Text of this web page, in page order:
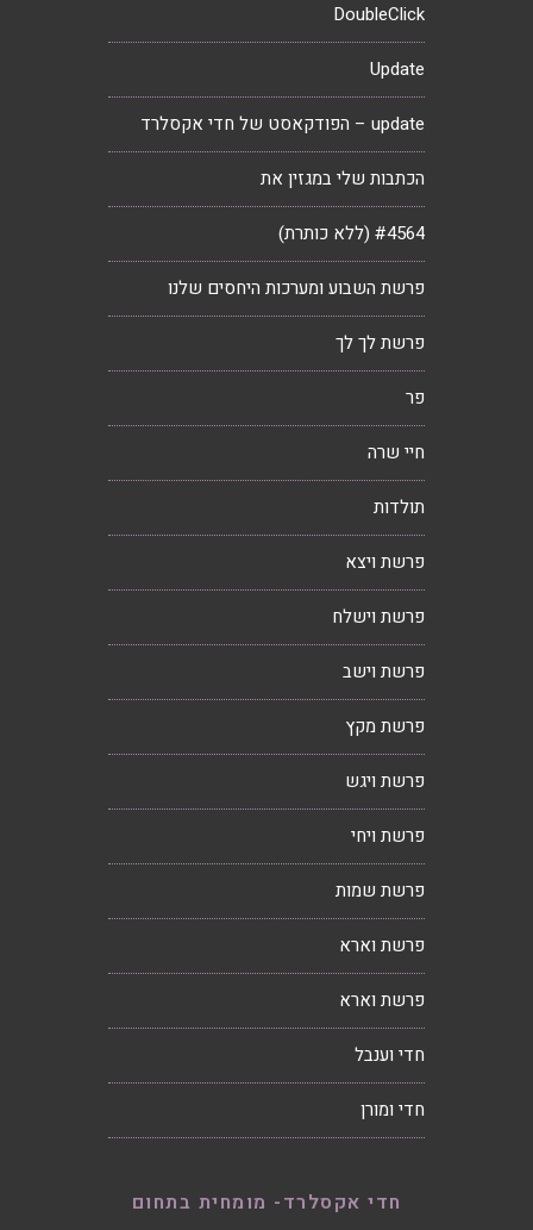
DoubleClick
Update
update – הפודקאסט של חדי אקסלרד
הכתבות שלי במגזין את
#4564 (ללא כותרת)
פרשת השבוע ומערכות היחסים שלנו
פרשת לך לך
פר
חיי שרה
תולדות
פרשת ויצא
פרשת וישלח
פרשת וישב
פרשת מקץ
פרשת ויגש
פרשת ויחי
פרשת שמות
פרשת וארא
פרשת וארא
חדי וענבל
חדי ומורן
חדי אקסלרד- מומחית בתחום